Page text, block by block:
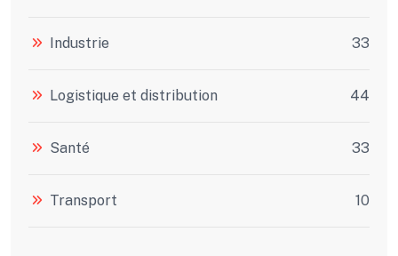
Industrie 33
Logistique et distribution 44
Santé 33
Transport 10